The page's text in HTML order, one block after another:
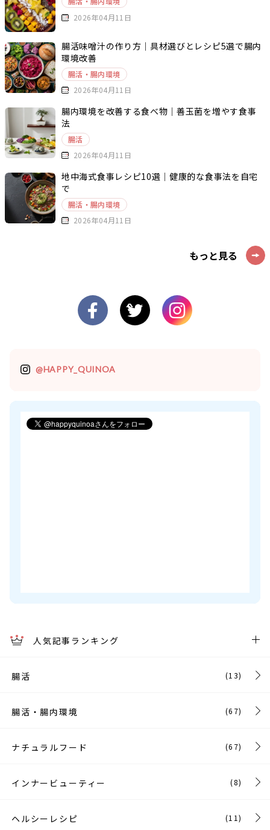
2026年04月11日
腸活味噌汁の作り方｜具材選びとレシピ5選で腸内
環境改善
腸活・腸内環境
2026年04月11日
腸内環境を改善する食べ物｜善玉菌を増やす食事
法
腸活
2026年04月11日
地中海式食事レシピ10選｜健康的な食事法を自宅
で
腸活・腸内環境
2026年04月11日
もっと見る
@HAPPY_QUINOA
人気記事ランキング
腸活 (13)
腸活・腸内環境 (67)
ナチュラルフード (67)
インナービューティー (8)
ヘルシーレシピ (11)